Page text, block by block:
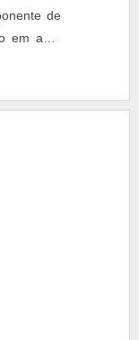
de
em aço-
Possui
curvos,
para